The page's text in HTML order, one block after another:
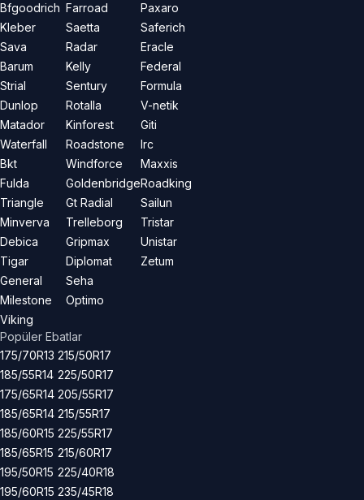
Bfgoodrich
Kleber
Sava
Barum
Strial
Dunlop
Matador
Waterfall
Bkt
Fulda
Triangle
Minverva
Debica
Tigar
General
Milestone
Viking
Farroad
Saetta
Radar
Kelly
Sentury
Rotalla
Kinforest
Roadstone
Windforce
Goldenbridge
Gt Radial
Trelleborg
Gripmax
Diplomat
Seha
Optimo
Paxaro
Saferich
Eracle
Federal
Formula
V-netik
Giti
Irc
Maxxis
Roadking
Sailun
Tristar
Unistar
Zetum
Popüler Ebatlar
175/70R13
185/55R14
175/65R14
185/65R14
185/60R15
185/65R15
195/50R15
195/60R15
215/50R17
225/50R17
205/55R17
215/55R17
225/55R17
215/60R17
225/40R18
235/45R18